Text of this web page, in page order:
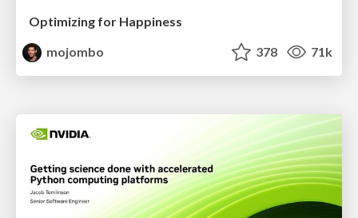
Optimizing for Happiness
mojombo
378 71k